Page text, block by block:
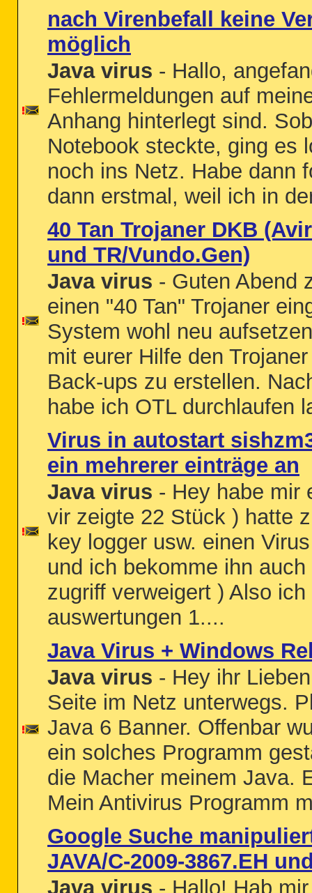
nach Virenbefall keine
möglich
Java virus - Hallo,
Fehlermeldungen auf
Anhang hinterlegt sind.
Notebook steckte, ging es
noch ins Netz. Habe dann
dann erstmal, weil ich in
40 Tan Trojaner DKB
und TR/Vundo.Gen)
Java virus - Guten Abend
einen "40 Tan" Trojaner
System wohl neu
mit eurer Hilfe den
Back-ups zu erstellen.
habe ich OTL durchlaufen
Virus in autostart
ein mehrerer einträge an
Java virus - Hey habe mir
vir zeigte 22 Stück ) hatte
key logger usw. einen
und ich bekomme ihn
zugriff verweigert ) Also
auswertungen 1....
Java Virus + Windows
Java virus - Hey ihr
Seite im Netz unterwegs.
Java 6 Banner. Offenbar
ein solches Programm
die Macher meinem Java.
Mein Antivirus Programm
Google Suche
JAVA/C-2009-3867.EH
Java virus - Hallo! Hab